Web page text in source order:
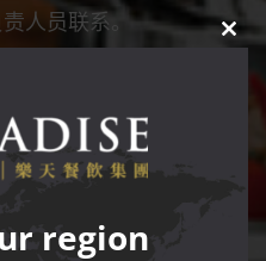
人员联系。
region